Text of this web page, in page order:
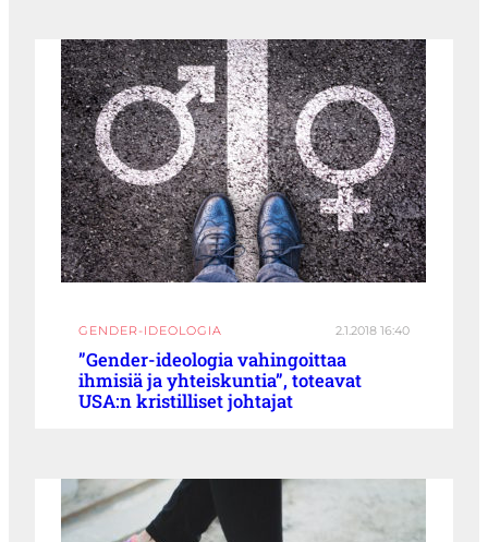
GENDER-IDEOLOGIA 2.1.2018 16:40
”Gender-ideologia vahingoittaa
ihmisiä ja yhteiskuntia”, toteavat
USA:n kristilliset johtajat